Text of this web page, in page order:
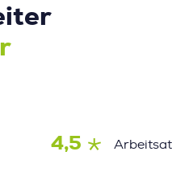
4,5